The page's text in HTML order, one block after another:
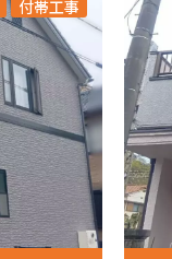
付帯工事